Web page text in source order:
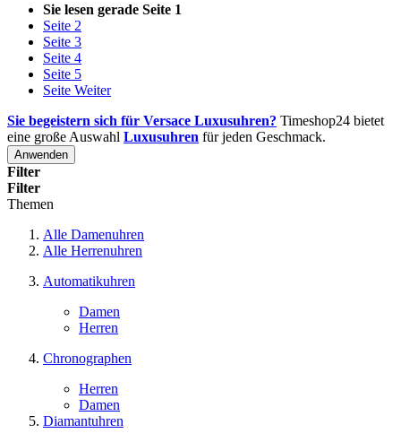
Sie lesen gerade Seite 1
Seite 2
Seite 3
Seite 4
Seite 5
Seite Weiter
Sie begeistern sich für Versace Luxusuhren? Timeshop24 bietet
eine große Auswahl Luxusuhren für jeden Geschmack.
Anwenden
Filter
Filter
Themen
Alle Damenuhren
Alle Herrenuhren
Automatikuhren
Damen
Herren
Chronographen
Herren
Damen
Diamantuhren